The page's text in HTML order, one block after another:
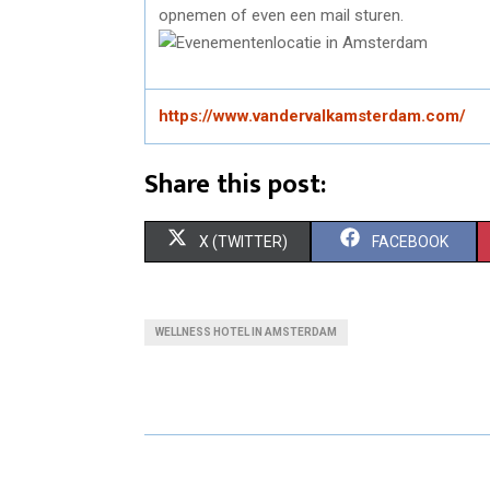
opnemen of even een mail sturen.
https://www.vandervalkamsterdam.com/
Share this post:
S
O
X (TWITTER) S
O
FACEBOOK
WELLNESS HOTEL IN AMSTERDAM